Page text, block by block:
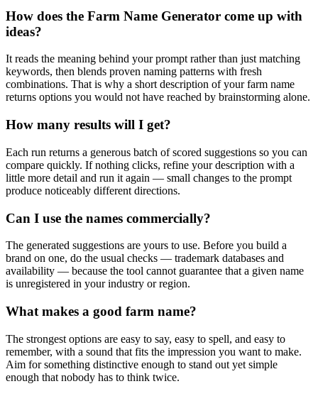
How does the Farm Name Generator come up with
ideas?
It reads the meaning behind your prompt rather than just matching
keywords, then blends proven naming patterns with fresh
combinations. That is why a short description of your farm name
returns options you would not have reached by brainstorming alone.
How many results will I get?
Each run returns a generous batch of scored suggestions so you can
compare quickly. If nothing clicks, refine your description with a
little more detail and run it again — small changes to the prompt
produce noticeably different directions.
Can I use the names commercially?
The generated suggestions are yours to use. Before you build a
brand on one, do the usual checks — trademark databases and
availability — because the tool cannot guarantee that a given name
is unregistered in your industry or region.
What makes a good farm name?
The strongest options are easy to say, easy to spell, and easy to
remember, with a sound that fits the impression you want to make.
Aim for something distinctive enough to stand out yet simple
enough that nobody has to think twice.